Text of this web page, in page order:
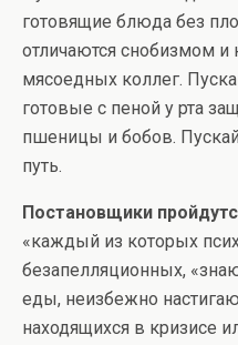
готовящие блюда без
отличаются снобизмом и
мясоедных коллег.
готовые с пеной у рта
пшеницы и бобов.
путь.
Постановщики
«каждый из которых
безапелляционных,
еды, неизбежно
находящихся в кризисе